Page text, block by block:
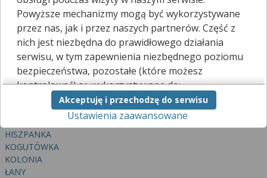
BUDY
BUDZIWÓJ
CHABKA
DĘBINA
DÓŁ
DRABINIANKA
DWORZYSKO
GÓRNA SŁOCINA
HISZPANKA
KOGUTÓWKA
KOLONIA
ŁANY
Powyższe mechanizmy mogą być wykorzystywane
przez nas, jak i przez naszych partnerów. Część z
nich jest niezbędna do prawidłowego działania
serwisu, w tym zapewnienia niezbędnego poziomu
bezpieczeństwa, pozostałe (które możesz
kontrolować) są wykorzystywane do:
obsługi dodatkowych funkcjonalności
usprawniających działanie naszego serwisu,
analizy tego, w jaki sposób korzystasz z naszej
strony,
marketingu bezpośredniego i wyświetlania reklam, w
tym reklam spersonalizowanych,
Akceptuję i przechodzę do serwisu
Ustawienia zaawansowane